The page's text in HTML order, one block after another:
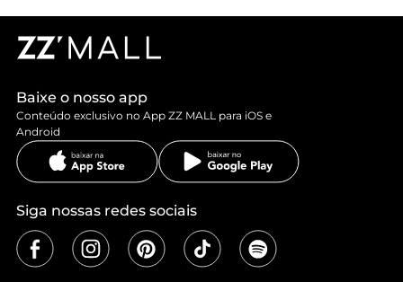
Baixe o nosso app
Conteúdo exclusivo no App ZZ MALL para iOS e
Android
Siga nossas redes sociais